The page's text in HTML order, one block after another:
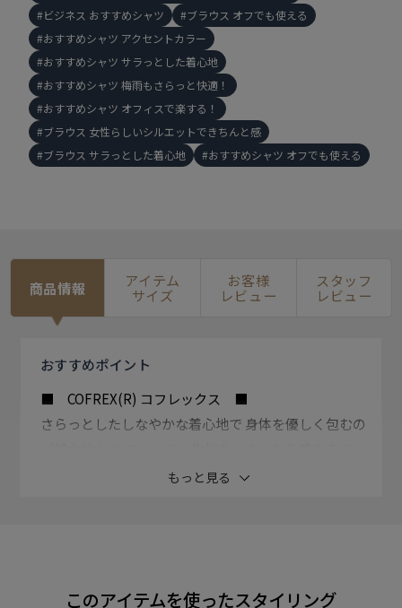
ビジネス おすすめシャツ
ブラウス オフでも使える
おすすめシャツ アクセントカラー
おすすめシャツ サラっとした着心地
おすすめシャツ 梅雨もさらっと快適！
おすすめシャツ オフィスで楽する！
ブラウス 女性らしいシルエットできちんと感
ブラウス サラっとした着心地
おすすめシャツ オフでも使える
商品情報 アイテム
サイズ
お客様
レビュー
スタッフ
レビュー
おすすめポイント
■ COFREX(R) コフレックス ■
さらっとしたしなやかな着心地で 身体を優しく包むの
スシャツのシルエットで仕上げ、 快適なビジネススタ
リングブラウス。
もっと見る
このアイテムを使ったスタイリング